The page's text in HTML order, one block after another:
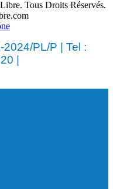
Tous Droits Réservés.
PL/P | Tel :
|